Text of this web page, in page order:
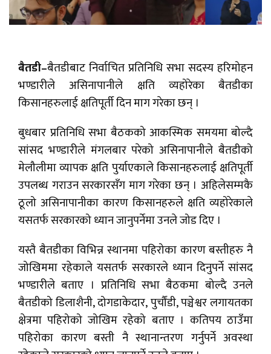
बैतडी–बैतडीबाट निर्वाचित प्रतिनिधि सभा सदस्य हरिमोहन
भण्डारीले असिनापानीले क्षति व्यहोरेका बैतडीका
किसानहरुलाई क्षतिपूर्ती दिन माग गरेका छन् ।
बुधबार प्रतिनिधि सभा बैठकको आकस्मिक समयमा बोल्दै
सांसद भण्डारीले मंगलबार परेको असिनापानीले बैतडीको
मेलौलीमा व्यापक क्षति पुर्याएकाले किसानहरुलाई क्षतिपूर्ती
उपलब्ध गराउन सरकारसँग माग गरेका छन् । अहिलेसम्मकै
ठूलो असिनापानीका कारण किसानहरुले क्षति व्यहोरेकाले
यसतर्फ सरकारको ध्यान जानुपर्नेमा उनले जोड दिए ।
यस्तै बैतडीका विभिन्न स्थानमा पहिरोका कारण बस्तीहरु नै
जोखिममा रहेकाले यसतर्फ सरकारले ध्यान दिनुपर्ने सांसद
भण्डारीले बताए । प्रतिनिधि सभा बैठकमा बोल्दै उनले
बैतडीको डिलाशैनी, दोगडाकेदार, पुर्चौंडी, पञ्चेश्वर लगायतका
क्षेत्रमा पहिरोको जोखिम रहेको बताए । कतिपय ठाउँमा
पहिरोका कारण बस्ती नै स्थानान्तरण गर्नुपर्ने अवस्था